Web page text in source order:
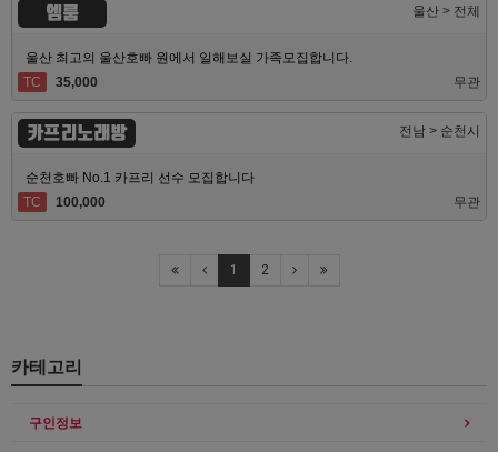
엠룸 울산 > 전체
울산 최고의 울산호빠 원에서 일해보실 가족모집합니다.
TC
35,000 무관
카프리노래방 전남 > 순천시
순천호빠 No.1 카프리 선수 모집합니다
TC
100,000 무관
1 2
카테고리
구인정보